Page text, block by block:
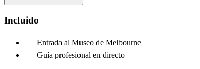
Incluido
Entrada al Museo de Melbourne
Guía profesional en directo